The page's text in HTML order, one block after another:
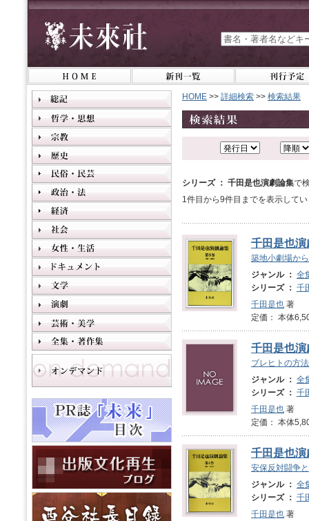
HOME >> 詳細検索 >> 検索結果
シリーズ ： 千田是也演劇論集で
1件目から9件目までを表示して
千田是也
築地小劇場か
ジャンル ： 全
シリーズ ： 千
千田是也 著
定価： 本体
千田是也
ブレヒトの方
ジャンル ： 全
シリーズ ： 千
千田是也 著
定価： 本体
千田是也
安保反対闘争
ジャンル ： 全
シリーズ ： 千
千田是也 著